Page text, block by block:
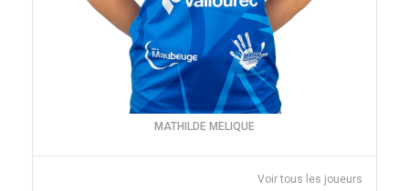
MATHILDE MELIQUE
Voir tous les joueurs